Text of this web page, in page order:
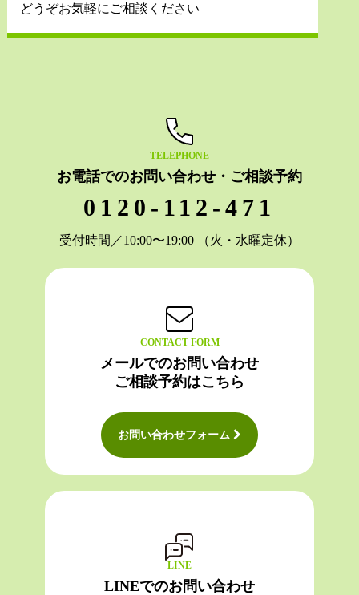
どうぞお気軽にご相談ください
TELEPHONE
お電話でのお問い合わせ・ご相談予約
0120-112-471
受付時間／10:00〜19:00 （火・水曜定休）
CONTACT FORM
メールでのお問い合わせ
ご相談予約はこちら
お問い合わせフォーム
LINE
LINEでのお問い合わせ